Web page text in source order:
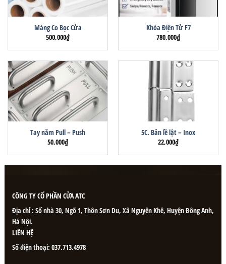
Màng Co Bọc Cửa
500,000₫
Khóa Điện Tử F7
780,000₫
Tay nắm Pull – Push
50,000₫
5C. Bản lề lật – Inox
22,000₫
CÔNG TY CỔ PHẦN CỬA ATC
Địa chỉ : Số nhà 30, Ngõ 1, Thôn Sơn Du, Xã Nguyên Khê, Huyện Đông Anh,
Hà Nội.
LIÊN HỆ
Số điện thoại: 037.713.4978